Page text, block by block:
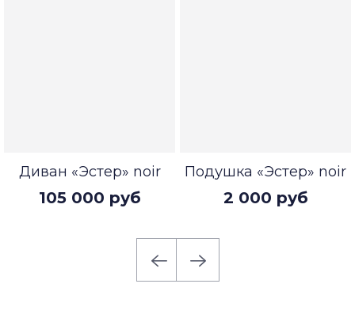
Диван «Эстер» noir
105 000 руб
Подушка «Эстер» noir
2 000 руб